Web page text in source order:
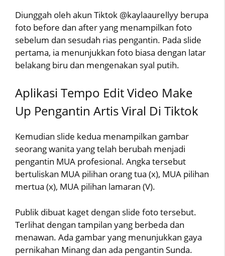
Diunggah oleh akun Tiktok @kaylaaurellyy berupa
foto before dan after yang menampilkan foto
sebelum dan sesudah rias pengantin. Pada slide
pertama, ia menunjukkan foto biasa dengan latar
belakang biru dan mengenakan syal putih.
Aplikasi Tempo Edit Video Make
Up Pengantin Artis Viral Di Tiktok
Kemudian slide kedua menampilkan gambar
seorang wanita yang telah berubah menjadi
pengantin MUA profesional. Angka tersebut
bertuliskan MUA pilihan orang tua (x), MUA pilihan
mertua (x), MUA pilihan lamaran (V).
Publik dibuat kaget dengan slide foto tersebut.
Terlihat dengan tampilan yang berbeda dan
menawan. Ada gambar yang menunjukkan gaya
pernikahan Minang dan ada pengantin Sunda.